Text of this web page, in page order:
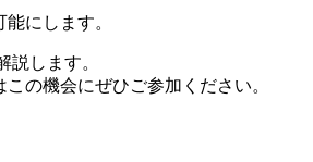
にします。
します。
の機会にぜひご参加ください。